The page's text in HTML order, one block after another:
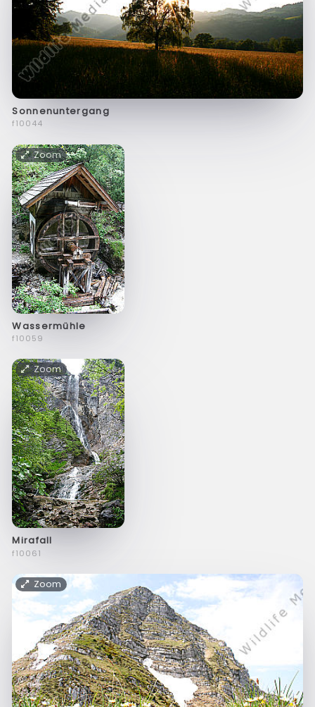
Sonnenuntergang
f10044
Zoom
Wassermühle
f10059
Zoom
Mirafall
f10061
Zoom